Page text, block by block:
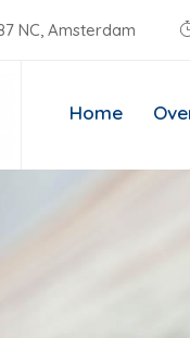
NC, Amsterdam
Home